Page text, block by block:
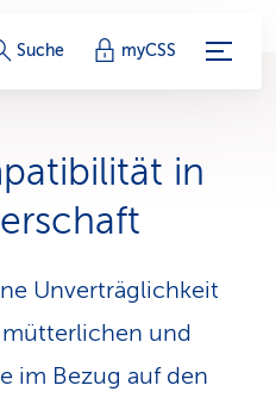
Suche myCSS
in
Unverträglichkeit
und
im Bezug auf den